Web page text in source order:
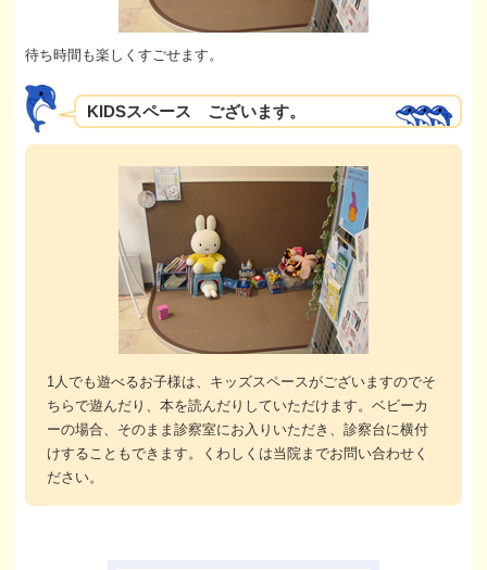
待ち時間も楽しくすごせます。
KIDSスペース ございます。
1人でも遊べるお子様は、キッズスペースがございますのでそ
ちらで遊んだり、本を読んだりしていただけます。ベビーカ
ーの場合、そのまま診察室にお入りいただき、診察台に横付
けすることもできます。くわしくは当院までお問い合わせく
ださい。